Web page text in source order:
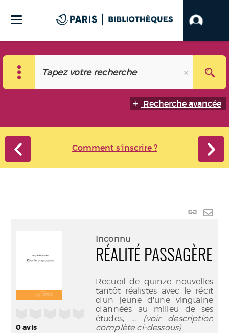
Recherche avancée
Comment s'inscrire ?
Lien
mail
0avis
Inconnu
RÉALITÉ PASSAGÈRE
Recueil de quinze nouvelles
tantôt réalistes avec le récit
d'un jeune d'une vingtaine
d'années au milieu de ses
études, ... (voir description
complète ci-dessous)